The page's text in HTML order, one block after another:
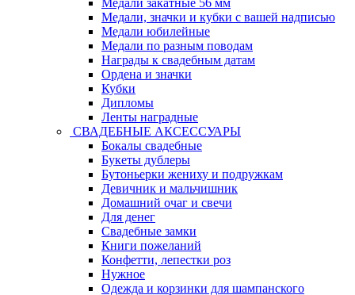
Медали закатные 56 мм
Медали, значки и кубки с вашей надписью
Медали юбилейные
Медали по разным поводам
Награды к свадебным датам
Ордена и значки
Кубки
Дипломы
Ленты наградные
СВАДЕБНЫЕ АКСЕССУАРЫ
Бокалы свадебные
Букеты дублеры
Бутоньерки жениху и подружкам
Девичник и мальчишник
Домашний очаг и свечи
Для денег
Свадебные замки
Книги пожеланий
Конфетти, лепестки роз
Нужное
Одежда и корзинки для шампанского